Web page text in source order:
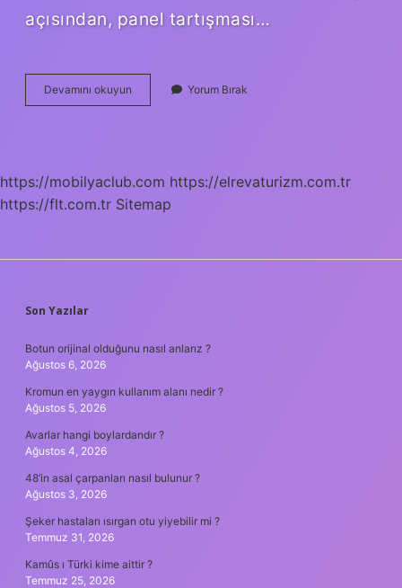
açısından, panel tartışması…
Devamını okuyun Sempozyum
Tartışma
Yorum Bırak
https://mobilyaclub.com https://elrevaturizm.com.tr
https://flt.com.tr Sitemap
SIDEBAR
Son Yazılar
Botun orijinal olduğunu nasıl anlarız ?
Ağustos 6, 2026
Kromun en yaygın kullanım alanı nedir ?
Ağustos 5, 2026
Avarlar hangi boylardandır ?
Ağustos 4, 2026
48’in asal çarpanları nasıl bulunur ?
Ağustos 3, 2026
Şeker hastaları ısırgan otu yiyebilir mi ?
Temmuz 31, 2026
Kamûs ı Türki kime aittir ?
Temmuz 25, 2026